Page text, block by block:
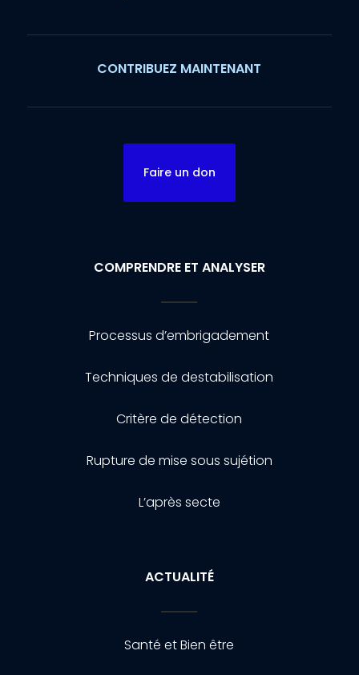
CONTRIBUEZ MAINTENANT
Faire un don
COMPRENDRE ET ANALYSER
Processus d’embrigadement
Techniques de destabilisation
Critère de détection
Rupture de mise sous sujétion
L’après secte
ACTUALITÉ
Santé et Bien être